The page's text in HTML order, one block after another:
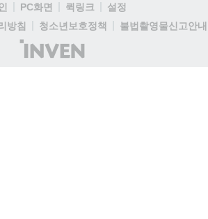
PC화면 퀵링크
설정
방침 청소년보호정책
불법촬영물신고안내
(주)
인